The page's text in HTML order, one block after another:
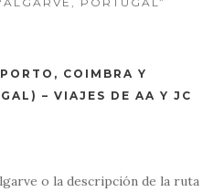
COIMBRA Y
– VIAJES DE AA Y JC
o la descripción de la ruta